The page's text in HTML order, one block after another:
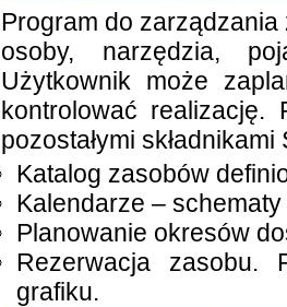
Program do
osoby, narzędzia,
Użytkownik może
kontrolować realizację.
pozostałymi
Katalog zasobów
Kalendarze –
Planowanie okresów
Rezerwacja zasobu.
grafiku.